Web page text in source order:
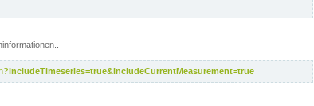
?includeTimeseries=true&includeCurrentMeasurement=true